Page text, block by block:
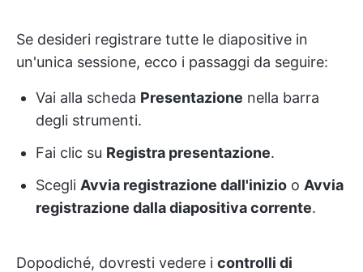
Se desideri registrare tutte le diapositive in
un'unica sessione, ecco i passaggi da seguire:
Vai alla scheda Presentazione nella barra
degli strumenti.
Fai clic su Registra presentazione.
Scegli Avvia registrazione dall'inizio o Avvia
registrazione dalla diapositiva corrente.
Dopodiché, dovresti vedere i controlli di